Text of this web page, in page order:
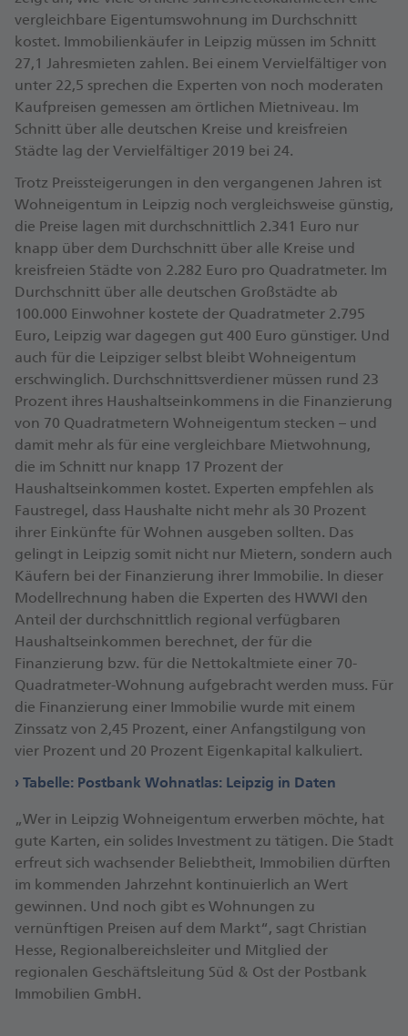
vergleichbare Eigentumswohnung im Durchschnitt
kostet. Immobilienkäufer in Leipzig müssen im Schnitt
27,1 Jahresmieten zahlen. Bei einem Vervielfältiger von
unter 22,5 sprechen die Experten von noch moderaten
Kaufpreisen gemessen am örtlichen Mietniveau. Im
Schnitt über alle deutschen Kreise und kreisfreien
Städte lag der Vervielfältiger 2019 bei 24.
Trotz Preissteigerungen in den vergangenen Jahren ist
Wohneigentum in Leipzig noch vergleichsweise günstig,
die Preise lagen mit durchschnittlich 2.341 Euro nur
knapp über dem Durchschnitt über alle Kreise und
kreisfreien Städte von 2.282 Euro pro Quadratmeter. Im
Durchschnitt über alle deutschen Großstädte ab
100.000 Einwohner kostete der Quadratmeter 2.795
Euro, Leipzig war dagegen gut 400 Euro günstiger. Und
auch für die Leipziger selbst bleibt Wohneigentum
erschwinglich. Durchschnittsverdiener müssen rund 23
Prozent ihres Haushaltseinkommens in die Finanzierung
von 70 Quadratmetern Wohneigentum stecken – und
damit mehr als für eine vergleichbare Mietwohnung,
die im Schnitt nur knapp 17 Prozent der
Haushaltseinkommen kostet. Experten empfehlen als
Faustregel, dass Haushalte nicht mehr als 30 Prozent
ihrer Einkünfte für Wohnen ausgeben sollten. Das
gelingt in Leipzig somit nicht nur Mietern, sondern auch
Käufern bei der Finanzierung ihrer Immobilie. In dieser
Modellrechnung haben die Experten des HWWI den
Anteil der durchschnittlich regional verfügbaren
Haushaltseinkommen berechnet, der für die
Finanzierung bzw. für die Nettokaltmiete einer 70-
Quadratmeter-Wohnung aufgebracht werden muss. Für
die Finanzierung einer Immobilie wurde mit einem
Zinssatz von 2,45 Prozent, einer Anfangstilgung von
vier Prozent und 20 Prozent Eigenkapital kalkuliert.
Tabelle: Postbank Wohnatlas: Leipzig in Daten
„Wer in Leipzig Wohneigentum erwerben möchte, hat
gute Karten, ein solides Investment zu tätigen. Die Stadt
erfreut sich wachsender Beliebtheit, Immobilien dürften
im kommenden Jahrzehnt kontinuierlich an Wert
gewinnen. Und noch gibt es Wohnungen zu
vernünftigen Preisen auf dem Markt“, sagt Christian
Hesse, Regionalbereichsleiter und Mitglied der
regionalen Geschäftsleitung Süd & Ost der Postbank
Immobilien GmbH.